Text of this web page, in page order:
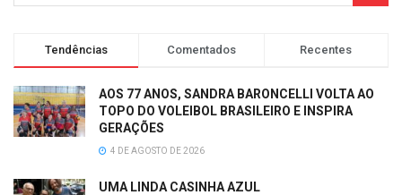
Tendências Comentados Recentes
AOS 77 ANOS, SANDRA BARONCELLI VOLTA AO
TOPO DO VOLEIBOL BRASILEIRO E INSPIRA
GERAÇÕES
4 DE AGOSTO DE 2026
UMA LINDA CASINHA AZUL